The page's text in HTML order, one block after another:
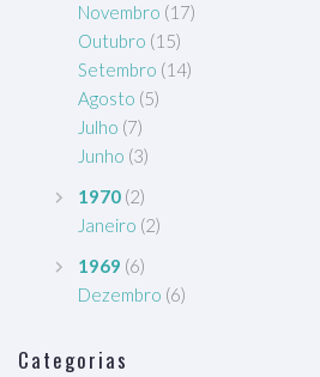
Novembro (17)
Outubro (15)
Setembro (14)
Agosto (5)
Julho (7)
Junho (3)
1970 (2)
Janeiro (2)
1969 (6)
Dezembro (6)
Categorias